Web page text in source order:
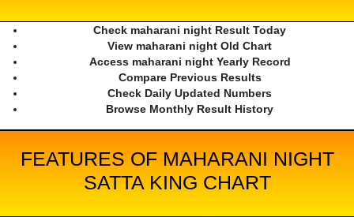
Check maharani night Result Today
View maharani night Old Chart
Access maharani night Yearly Record
Compare Previous Results
Check Daily Updated Numbers
Browse Monthly Result History
FEATURES OF MAHARANI NIGHT
SATTA KING CHART